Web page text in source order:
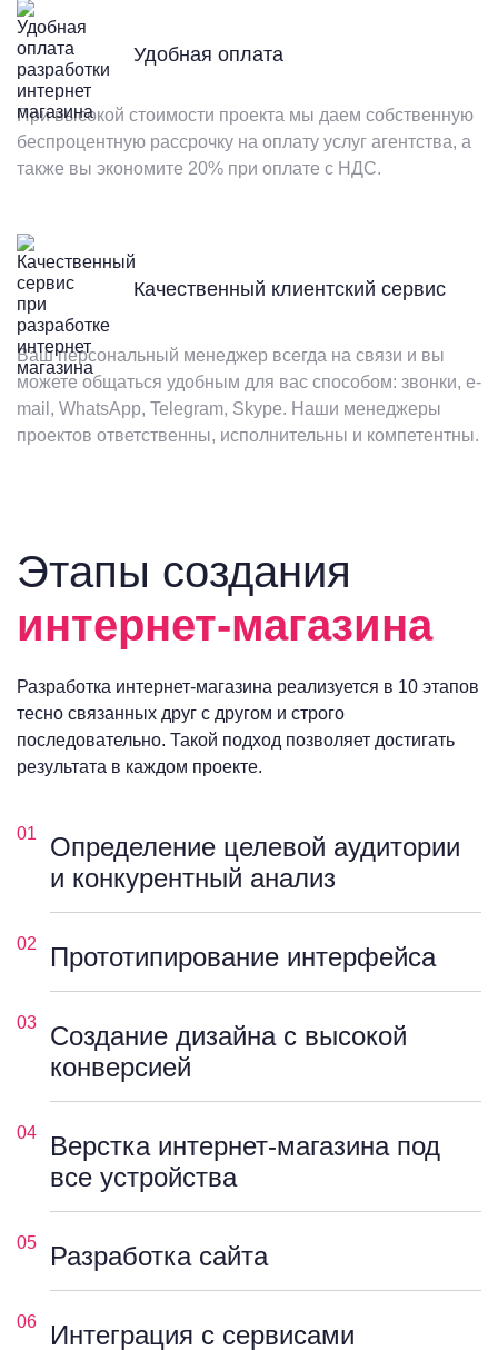
Удобная оплата
При высокой стоимости проекта мы даем собственную
беспроцентную рассрочку на оплату услуг агентства, а
также вы экономите 20% при оплате с НДС.
Качественный клиентский сервис
Ваш персональный менеджер всегда на связи и вы
можете общаться удобным для вас способом: звонки, e-
mail, WhatsApp, Telegram, Skype. Наши менеджеры
проектов ответственны, исполнительны и компетентны.
Этапы создания
интернет-магазина
Разработка интернет-магазина реализуется в 10 этапов
тесно связанных друг с другом и строго
последовательно. Такой подход позволяет достигать
результата в каждом проекте.
01
Определение целевой аудитории
и конкурентный анализ
02 Прототипирование интерфейса
03
Создание дизайна с высокой
конверсией
04
Верстка интернет-магазина под
все устройства
05 Разработка сайта
06 Интеграция с сервисами